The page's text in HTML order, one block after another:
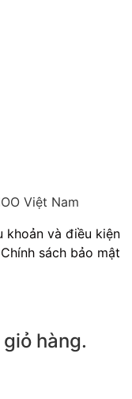
Việt Nam
khoản và điều kiện
Chính sách bảo mật
hàng.